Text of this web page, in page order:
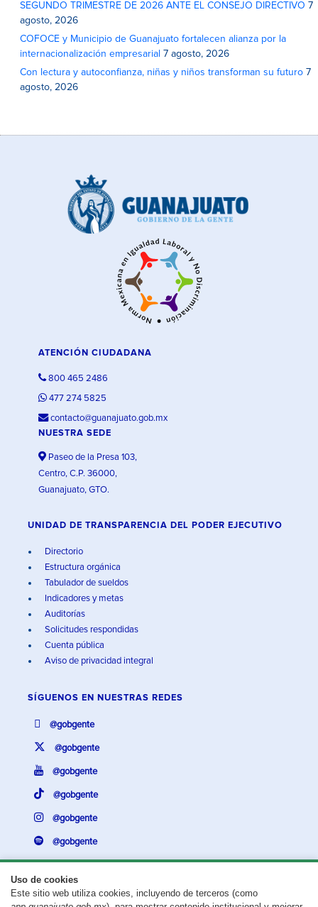
SEGUNDO TRIMESTRE DE 2026 ANTE EL CONSEJO DIRECTIVO 7
agosto, 2026
COFOCE y Municipio de Guanajuato fortalecen alianza por la
internacionalización empresarial 7 agosto, 2026
Con lectura y autoconfianza, niñas y niños transforman su futuro 7
agosto, 2026
Uso de cookies
Este sitio web utiliza cookies, incluyendo de terceros (como
ATENCIÓN CIUDADANA
800 465 2486
477 274 5825
contacto@guanajuato.gob.mx
NUESTRA SEDE
Paseo de la Presa 103,
Centro, C.P. 36000,
Guanajuato, GTO.
UNIDAD DE TRANSPARENCIA DEL PODER EJECUTIVO
Directorio
Estructura orgánica
Tabulador de sueldos
Indicadores y metas
Auditorías
Solicitudes respondidas
Cuenta pública
Aviso de privacidad integral
SÍGUENOS EN NUESTRAS REDES
@gobgente
@gobgente
@gobgente
@gobgente
@gobgente
@gobgente
¿Existe algún problema con esta página?Repórtalo aquí.